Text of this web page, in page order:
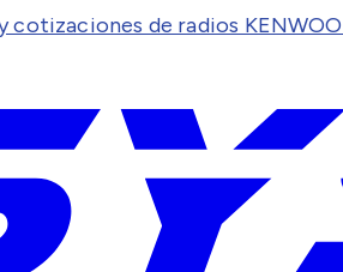
cotizaciones de radios